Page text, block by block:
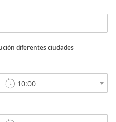
diferentes ciudades